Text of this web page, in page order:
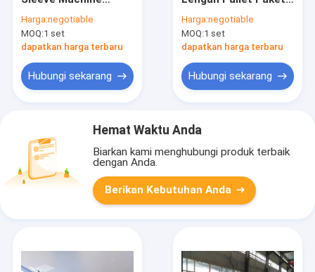
Guard Board
Honeycomb
Harga:negotiable
MOQ:1 set
dapatkan harga terbaru
Hubungi sekarang
PP 3/6 Creasing
Harga:negotiable
MOQ:1 set
dapatkan harga terbaru
Hubungi sekarang
Hemat Waktu Anda
Biarkan kami menghubungi produk terbaik
dengan Anda.
Berikan Kebutuhan Anda